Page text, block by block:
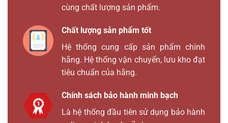
cùng chất lượng sản phẩm.
Chất lượng sản phẩm tốt
Hệ thống cung cấp sản phẩm chính
hãng. Hệ thống vận chuyển, lưu kho đạt
tiêu chuẩn của hãng.
Chính sách bảo hành minh bạch
Là hệ thống đầu tiên sử dụng bảo hành